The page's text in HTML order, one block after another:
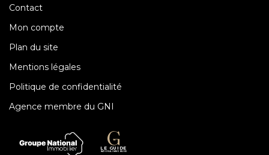
Contact
Mon compte
Plan du site
Mentions légales
Politique de confidentialité
Agence membre du GNI